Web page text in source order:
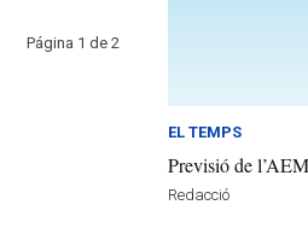
Página 1 de 2
EL TEMPS
Previsió de
Redacció